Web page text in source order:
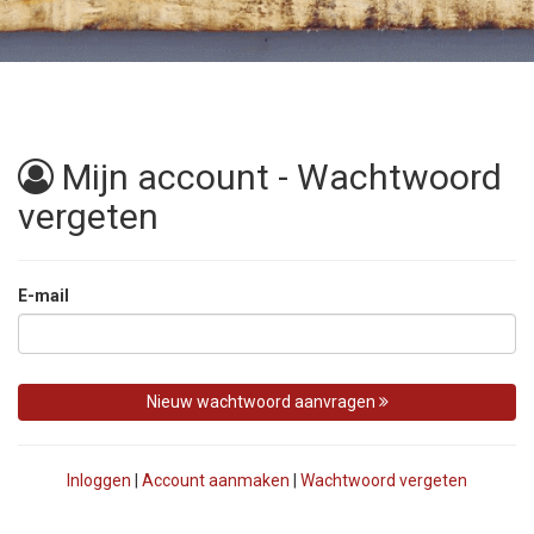
Menu
Mijn account - Wachtwoord
vergeten
E-mail
Nieuw wachtwoord aanvragen
Inloggen Account aanmaken Wachtwoord vergeten